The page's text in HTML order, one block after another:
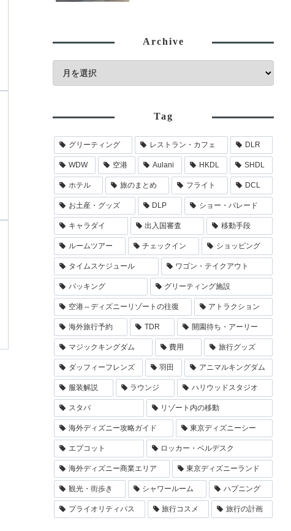
Archive
Tag
グリーティング レストラン・カフェ DLR
WDW 空港 Aulani HKDL SHDL
ホテル 旅のまとめ フライト DCL
お土産・グッズ DLP ショー・パレード
キャラダイ 出入国審査 移動手段
ルームツアー チェックイン ショッピング
タイムスケジュール ワゴン・テイクアウト
パッキング グリーティング施設
空港⇔ディズニーリゾートの往復 アトラクション
海外旅行予約 TDR 開園待ち・アーリー
マジックキングダム 費用 旅行グッズ
ダッフィーフレンズ 羽田 アニマルキングダム
服装解説 ラウンジ ハリウッドスタジオ
スタバ リゾート内の移動
海外ディズニー攻略ガイド 東京ディズニーシー
エプコット ロッカー・ベルデスク
海外ディズニー商業エリア 東京ディズニーランド
観光・街歩き シャワールーム ハプニング
プライオリティパス 旅行コスメ 旅行の計画